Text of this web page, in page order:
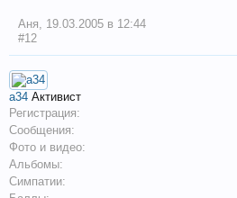
Аня, 19.03.2005 в 12:44
#12
a34 Активист
Регистрация:
Сообщения:
Фото и видео:
Альбомы:
Симпатии: